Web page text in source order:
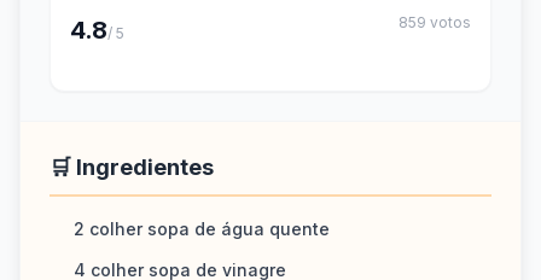
4.8/ 5
859 votos
🛒 Ingredientes
2 colher sopa de água quente
4 colher sopa de vinagre